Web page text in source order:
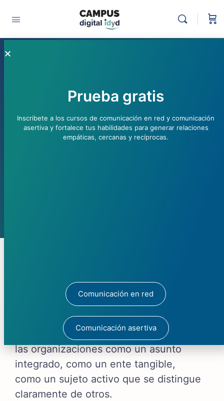
de una organización
Desarrollo organizacional
maestro, esculpiendo nuestras
percepciones sobre una organización
en un lugar determinado. Un sentido de
lugar bien definido permite identificar a
las organizaciones como un asunto
integrado, como un ente tangible,
como un sujeto activo que se distingue
claramente de otros.
Prueba gratis
Inscribete a los cursos de comunicación en red y comunicación
asertiva y fortalece tus habilidades para generar relaciones
empáticas, cercanas y recíprocas.
Comunicación en red
Comunicación asertiva